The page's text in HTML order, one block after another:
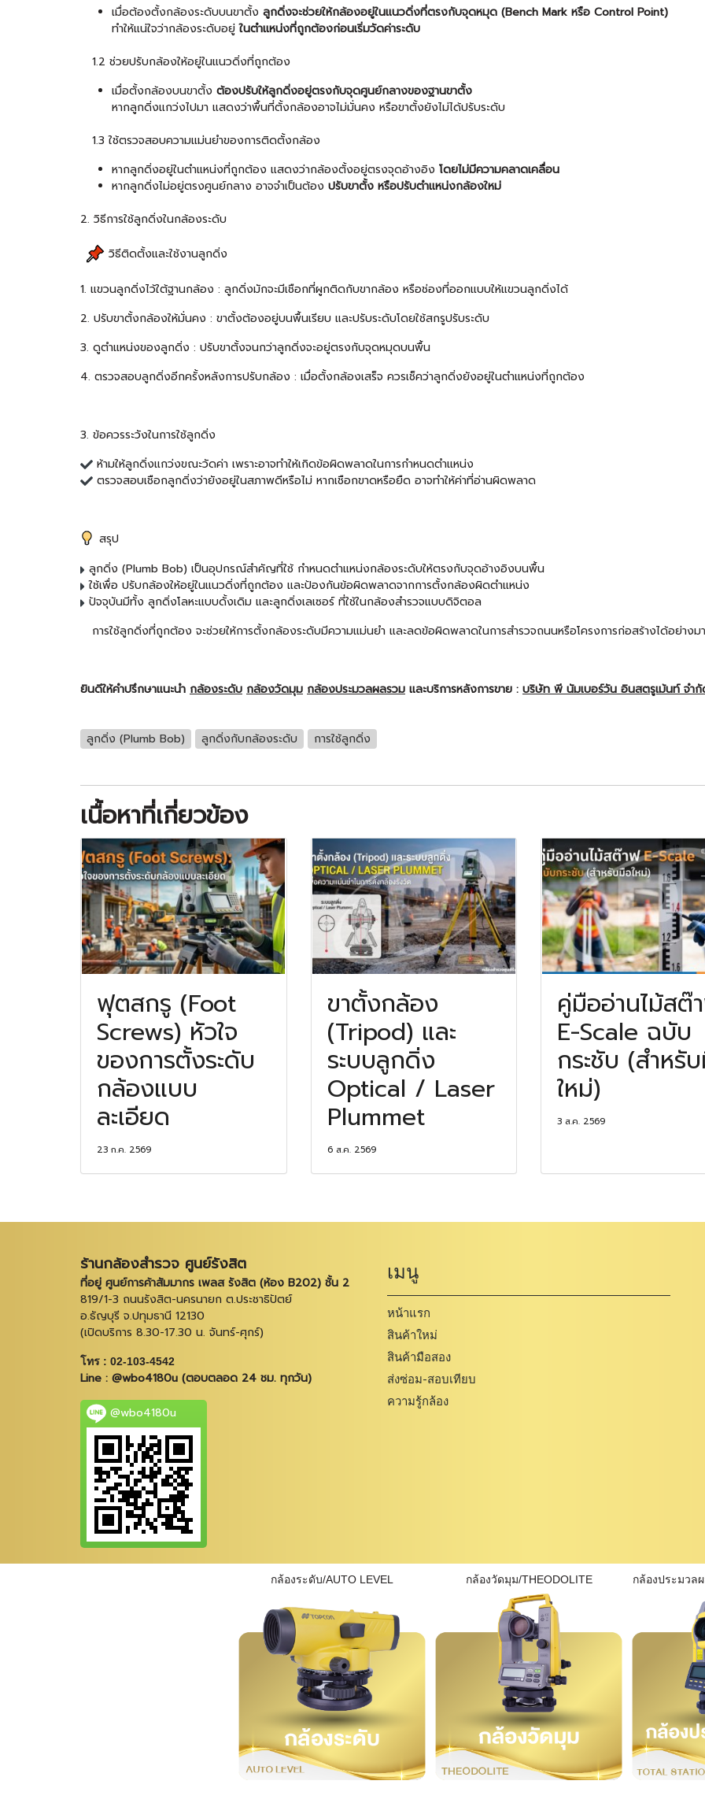
เมื่อต้องตั้งกล้องระดับบนขาตั้ง ลูกดิ่งจะช่วยให้กล้องอยู่ในแนวดิ่งที่ตรงกับจุดหมุด (Bench Mark หรือ Control Point)
ทำให้แน่ใจว่ากล้องระดับอยู่ในตำแหน่งที่ถูกต้องก่อนเริ่มวัดค่าระดับ
1.2 ช่วยปรับกล้องให้อยู่ในแนวดิ่งที่ถูกต้อง
เมื่อตั้งกล้องบนขาตั้ง ต้องปรับให้ลูกดิ่งอยู่ตรงกับจุดศูนย์กลางของฐานขาตั้ง
หากลูกดิ่งแกว่งไปมา แสดงว่าพื้นที่ตั้งกล้องอาจไม่มั่นคง หรือขาตั้งยังไม่ได้ปรับระดับ
1.3 ใช้ตรวจสอบความแม่นยำของการติดตั้งกล้อง
หากลูกดิ่งอยู่ในตำแหน่งที่ถูกต้อง แสดงว่ากล้องตั้งอยู่ตรงจุดอ้างอิง โดยไม่มีความคลาดเคลื่อน
หากลูกดิ่งไม่อยู่ตรงศูนย์กลาง อาจจำเป็นต้อง ปรับขาตั้ง หรือปรับตำแหน่งกล้องใหม่
2. วิธีการใช้ลูกดิ่งในกล้องระดับ
วิธีติดตั้งและใช้งานลูกดิ่ง
1. แขวนลูกดิ่งไว้ใต้ฐานกล้อง : ลูกดิ่งมักจะมีเชือกที่ผูกติดกับขากล้อง หรือช่องที่ออกแบบให้แขวนลูกดิ่งได้
2. ปรับขาตั้งกล้องให้มั่นคง : ขาตั้งต้องอยู่บนพื้นเรียบ และปรับระดับโดยใช้สกรูปรับระดับ
3. ดูตำแหน่งของลูกดิ่ง : ปรับขาตั้งจนกว่าลูกดิ่งจะอยู่ตรงกับจุดหมุดบนพื้น
4. ตรวจสอบลูกดิ่งอีกครั้งหลังการปรับกล้อง : เมื่อตั้งกล้องเสร็จ ควรเช็คว่าลูกดิ่งยังอยู่ในตำแหน่งที่ถูกต้อง
3. ข้อควรระวังในการใช้ลูกดิ่ง
ห้ามให้ลูกดิ่งแกว่งขณะวัดค่า เพราะอาจทำให้เกิดข้อผิดพลาดในการกำหนดตำแหน่ง
ตรวจสอบเชือกลูกดิ่งว่ายังอยู่ในสภาพดีหรือไม่ หากเชือกขาดหรือยืด อาจทำให้ค่าที่อ่านผิดพลาด
สรุป
ลูกดิ่ง (Plumb Bob) เป็นอุปกรณ์สำคัญที่ใช้ กำหนดตำแหน่งกล้องระดับให้ตรงกับจุดอ้างอิงบนพื้น
ใช้เพื่อ ปรับกล้องให้อยู่ในแนวดิ่งที่ถูกต้อง และป้องกันข้อผิดพลาดจากการตั้งกล้องผิดตำแหน่ง
ปัจจุบันมีทั้ง ลูกดิ่งโลหะแบบดั้งเดิม และลูกดิ่งเลเซอร์ ที่ใช้ในกล้องสำรวจแบบดิจิตอล
การใช้ลูกดิ่งที่ถูกต้อง จะช่วยให้การตั้งกล้องระดับมีความแม่นยำ และลดข้อผิดพลาดในการสำรวจถนนหรือโครงการก่อสร้างได้อย่างม
ยินดีให้คำปรึกษาแนะนำ กล้องระดับ กล้องวัดมุม กล้องประมวลผลรวม และบริการหลังการขาย : บริษัท พี นัมเบอร์วัน อินสตรูเม้นท์ จำ
ลูกดิ่ง (Plumb Bob) ลูกดิ่งกับกล้องระดับ การใช้ลูกดิ่ง
เนื้อหาที่เกี่ยวข้อง
ฟุตสกรู (Foot
Screws) หัวใจ
ของการตั้งระดับ
กล้องแบบ
ละเอียด
23 ก.ค. 2569
ขาตั้งกล้อง
(Tripod) และ
ระบบลูกดิ่ง
Optical / Laser
Plummet
6 ส.ค. 2569
คู่มืออ่านไม้สต๊
E-Scale ฉบับ
กระชับ (สำหรั
ใหม่)
3 ส.ค. 2569
ร้านกล้องสำรวจ ศูนย์รังสิต
ที่อยู่ ศูนย์การค้าสัมมากร เพลส รังสิต (ห้อง B202) ชั้น 2
819/1-3 ถนนรังสิต-นครนายก ต.ประชาธิปัตย์
อ.ธัญบุรี จ.ปทุมธานี 12130
(เปิดบริการ 8.30-17.30 น. จันทร์-ศุกร์)
โทร : 02-103-4542
Line : @wbo4180u (ตอบตลอด 24 ชม. ทุกวัน)
@wbo4180u
เมนู
หน้าแรก
สินค้าใหม่
สินค้ามือสอง
ส่งซ่อม-สอบเทียบ
ความรู้กล้อง
กล้องระดับ/AUTO LEVEL กล้องวัดมุม/THEODOLITE กล้องประมวล